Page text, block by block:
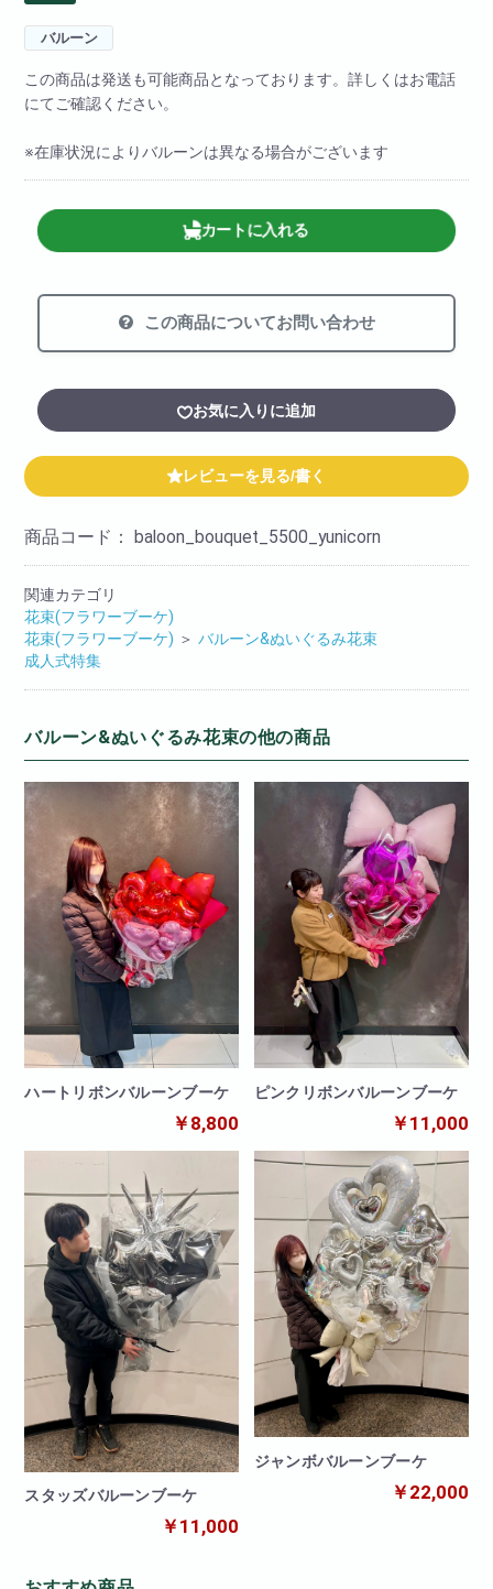
バルーン
この商品は発送も可能商品となっております。詳しくはお電話
にてご確認ください。
※在庫状況によりバルーンは異なる場合がございます
カートに入れる
この商品についてお問い合わせ
お気に入りに追加
レビューを見る/書く
商品コード：baloon_bouquet_5500_yunicorn
関連カテゴリ
花束(フラワーブーケ)
花束(フラワーブーケ) ＞ バルーン&ぬいぐるみ花束
成人式特集
バルーン&ぬいぐるみ花束の他の商品
ハートリボンバルーンブーケ
￥8,800
ピンクリボンバルーンブーケ
￥11,000
スタッズバルーンブーケ
￥11,000
ジャンボバルーンブーケ
￥22,000